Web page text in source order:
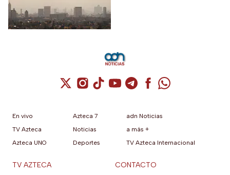
Cuenta de X / Twitter (se abre en una
Cuenta de Instagram (se abre en una
Cuenta de TikTok (se abre en
Cuenta de YouTube (se abre
Cuenta de Telegram (se
Cuenta de
Cuenta de
En vivo
TV Azteca
Azteca UNO
Azteca 7
Noticias
Deportes
adn Noticias
a más +
TV Azteca Internacional
TV AZTECA CONTACTO